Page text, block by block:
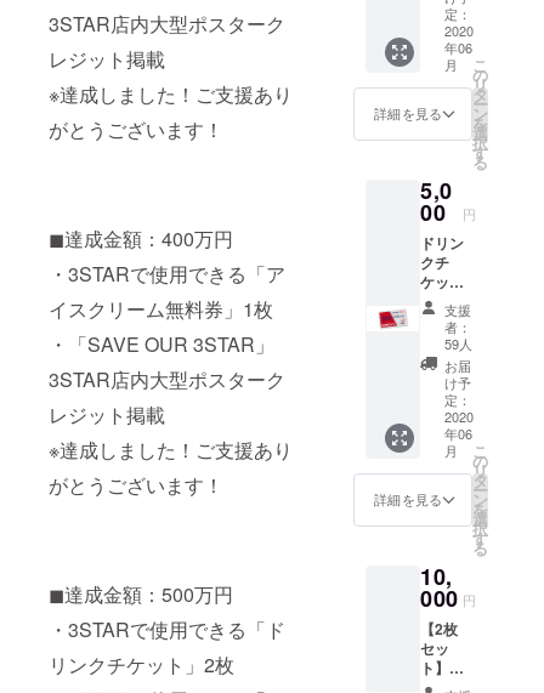
3STAR店内大型ポスターク
レジット掲載
※達成しました！ご支援あり
がとうございます！
◼達成金額：400万円
・3STARで使用できる「ア
イスクリーム無料券」1枚
・「SAVE OUR 3STAR」
3STAR店内大型ポスターク
レジット掲載
※達成しました！ご支援あり
がとうございます！
◼達成金額：500万円
・3STARで使用できる「ド
リンクチケット」2枚
限：初
回ご利
用時よ
り1年間
有効。
ル】の
セット
＊支援
時に
『備考
欄』に
掲載希
望のお
ご記入
下さ
い、第
３者を
特定す
る内容
や公序
良俗に
反する
もの、
長すぎ
るもの
などは
掲載を
お断り
する可
能性が
は
CAMPF
IREユー
ザーID
を掲載
させて
定：
2020
年06
月
詳細を見る
こ
の
リ
タ
ー
ン
を
選
択
す
る
5,0
00 円
ドリン
クチ
ケット
10杯先
払い
カード
「NOM
ONYA
」(のも
にゃ)
※3STA
Rバーカ
ウン
ターに
て使用
可能。
ドリン
クメ
ニュー
でご利
用頂け
ます。
支援
者：
59人
お届
け予
定：
2020
年06
月
詳細を見る
こ
の
リ
タ
ー
ン
を
選
択
す
る
10,
000 円
【2枚
セッ
ト】ド
リンク